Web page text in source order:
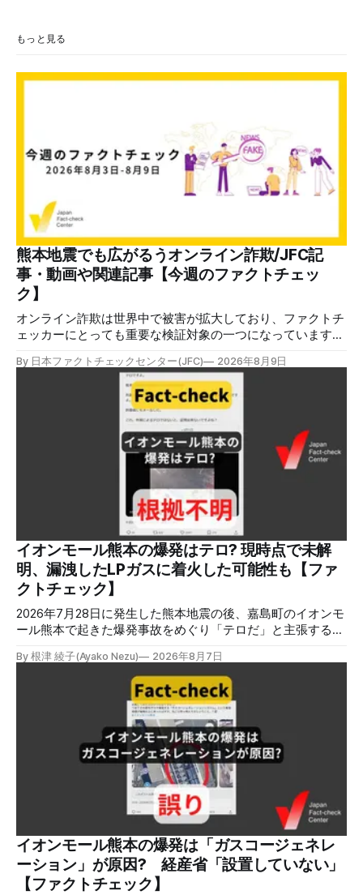
もっと見る
熊本地震でも広がるうオンライン詐欺/JFC記
事・動画や関連記事【今週のファクトチェッ
ク】
オンライン詐欺は世界中で被害が拡大しており、ファクトチ
ェッカーにとっても重要な検証対象の一つになっています。
トへのリンクを貼るなどの手口が複数確認されています。
✉️日本ファクトチェックセンター（JFC）がこの1週間に出
した記事を中心に、その他のメディアも含めて、ファクトチ
ェックや偽情報関連の情報をまとめました。同じ内容をニュ
ースレターでも配信しています。登録はこちら。 今週のお
本ファクトチェックセンター（JFC）は、ファクトチェック
やメディア情報リテラシーに関する講師養成講座を月に1度
開催しています。講座はオンラインで90分間。修了者には認
定バッジと教室や職場などで利用可能な教材を提供します。
次回の開講は8月23日（日）午後4時~5時30分で、お申し込
みはこちら。 日本ファクトチェックセンター（JFC） ファ
クトチェック講師養成講座 8月23日（日）開催分日本ファ
クトチェックセンター（JFC）による講師養成講座です。 講
師養成講座（オ
By 日本ファクトチェックセンター(JFC) 2026年8月9日
イオンモール熊本の爆発はテロ? 現時点で未解
明、漏洩したLPガスに着火した可能性も【ファ
クトチェック】
2026年7月28日に発生した熊本地震の後、嘉島町のイオンモ
ール熊本で起きた爆発事故をめぐり「テロだ」と主張する投
LPガスに着火した可能性に言及していますが、現時点で未解
明です。イオンは8月5日、外部専門家らによる事故調査委員
会を設置すると発表しました。 検証対象 拡散した言説 2026
年8月2日、イオンモール熊本の爆発がテロによるものだと主
張する投稿がＸで拡散した。 検証する理由 8月5日現在、投
稿は600回以上リポストされ、表示は19万件を超える。 同様
の情報の拡散量を調べるため、「熊本」「イオンモール」
「爆発」「テロ」など複数のキーワードを組み合わせてソー
シャル分析ツールMeltwaterで調べると、総投稿数は8月5日
までに約9900件あった(例1,2,3)。拡散のほとんどはXだ。 こ
れらの投稿は根拠を示していないが、「ガス爆発には見えな
いね」「これは 熊本を略奪する為のテロですよ」など、投
稿を真に受けたり、同調する反応が多い。「デマまたは不確
定な情報を流すな」や「陰謀論だよ」などの指摘
By 根津 綾子(Ayako Nezu) 2026年8月7日
イオンモール熊本の爆発は「ガスコージェネレ
ーション」が原因? 経産省「設置していない」
【ファクトチェック】